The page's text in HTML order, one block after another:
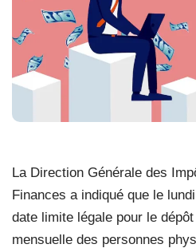
La Direction Générale des
Finances a indiqué que le
date limite légale pour le
mensuelle des personnes